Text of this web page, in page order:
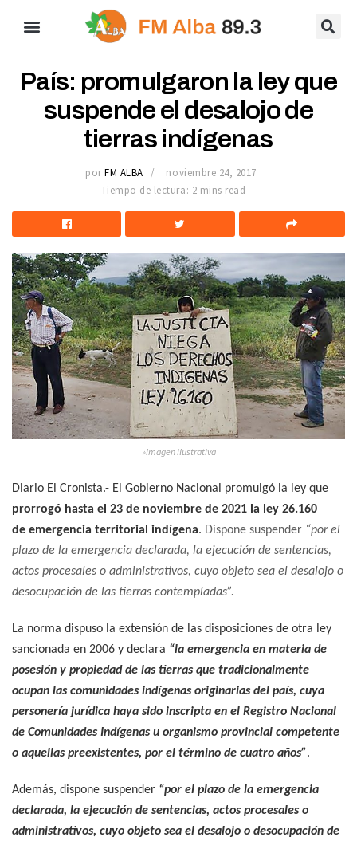
País: promulgaron la ley que
suspende el desalojo de
tierras indígenas
por FM ALBA
noviembre 24, 2017
Tiempo de lectura: 2 mins read
»Imagen ilustrativa
Diario El Cronista.- El Gobierno Nacional promulgó la ley que
prorrogó hasta el 23 de noviembre de 2021 la ley 26.160
de emergencia territorial indígena. Dispone suspender “por el
plazo de la emergencia declarada, la ejecución de sentencias,
actos procesales o administrativos, cuyo objeto sea el desalojo o
desocupación de las tierras contempladas”.
La norma dispuso la extensión de las disposiciones de otra ley
sancionada en 2006 y declara “la emergencia en materia de
posesión y propiedad de las tierras que tradicionalmente
ocupan las comunidades indígenas originarias del país, cuya
personería jurídica haya sido inscripta en el Registro Nacional
de Comunidades Indígenas u organismo provincial competente
o aquellas preexistentes, por el término de cuatro años”.
Además, dispone suspender “por el plazo de la emergencia
declarada, la ejecución de sentencias, actos procesales o
administrativos, cuyo objeto sea el desalojo o desocupación de